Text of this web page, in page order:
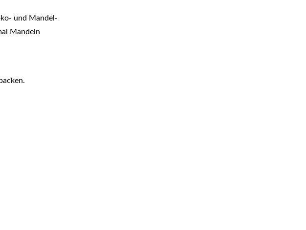
und Mandel-
Mandeln